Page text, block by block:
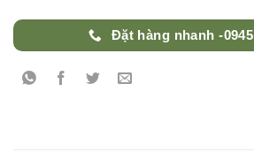
Đặt hàng nhanh -